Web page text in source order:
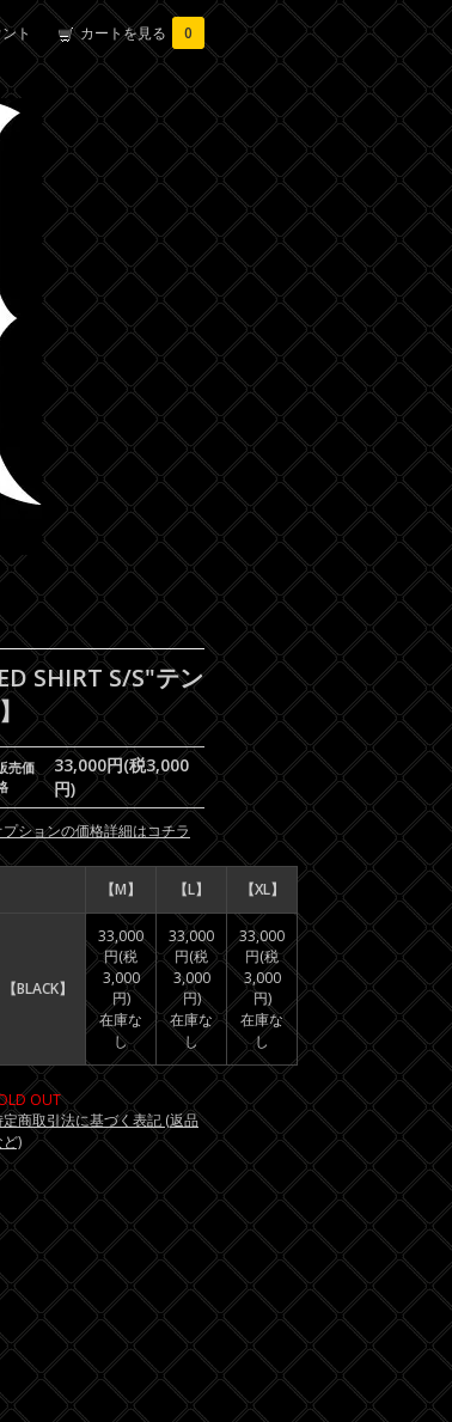
ト カートを見る 0
SHIRT S/S"テン
売価
33,000円(税3,000
円)
プションの価格詳細はコチラ
【M】 【L】 【XL】
【BLACK】
33,000
円(税
3,000
円)
在庫な
し
33,000
円(税
3,000
円)
在庫な
し
33,000
円(税
3,000
円)
在庫な
し
OUT
定商取引法に基づく表記 (返品
)